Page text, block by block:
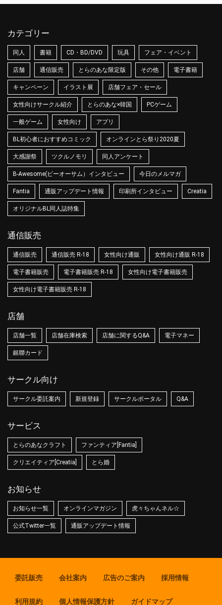
カテゴリー
同人 書籍 CD・BD/DVD 玩具 フェア・イベント
店舗 通信販売 とらのあな限定版 その他 電子書籍
キャンペーン イラスト展 店舗フェア・セール
女性向けサークル紹介 とらのあな×韓国 PCゲーム
一般ゲーム 女性向け アプリ
BL初心者におすすめコミック オンラインとら祭り2020夏
大感謝祭 ツクルノモリ 同人アンケート
B-Awesome(ビーオーサム）インタビュー 今日のメルマガ
Fantia 通販アップデート情報 印刷所インタビュー Creatia
オリジナルBL同人誌特集
通信販売
通信販売 通信販売 R-18 女性向け通販 女性向け通販 R-18
電子書籍販売 電子書籍販売 R-18 女性向け電子書籍販売
女性向け電子書籍販売 R-18
店舗
店舗一覧 店舗在庫検索 店舗に関するQ&A 電子マネー
銀聯カード
サークル向け
サークル委託案内 新規登録 サークルポータル Q&A
サービス
とらのあなクラフト ファンティア[Fantia]
クリエイティア[Creatia] とら婚
お知らせ
お知らせ一覧 オンラインマガジン 虎々ちゃんネル☆
公式Twitter一覧 通販アップデート情報
委託販売 会社案内 広告のご案内 採用情報
利用規約 個人情報保護方針 ガイドマップ